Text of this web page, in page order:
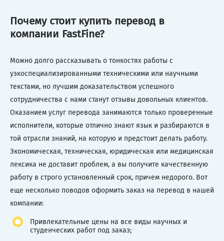
Почему стоит купить перевод в
компании FastFine?
Можно долго рассказывать о тонкостях работы с
узкоспециализированными техническими или научными
текстами, но лучшим доказательством успешного
сотрудничества с нами станут отзывы довольных клиентов.
Оказанием услуг перевода занимаются только проверенные
исполнители, которые отлично знают язык и разбираются в
той отрасли знаний, на которую и предстоит делать работу.
Экономическая, техническая, юридическая или медицинская
лексика не доставит проблем, а вы получите качественную
работу в строго установленный срок, причем недорого. Вот
еще несколько поводов оформить заказ на перевод в нашей
компании:
Привлекательные цены на все виды научных и
студенческих работ под заказ;